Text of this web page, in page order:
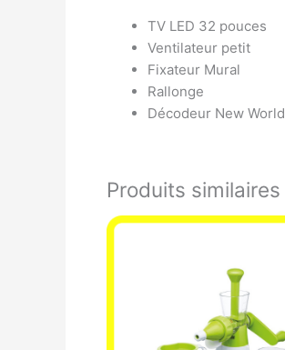
TV LED 32 pouces
Ventilateur petit
Fixateur Mural
Rallonge
Décodeur New World
Produits similaires